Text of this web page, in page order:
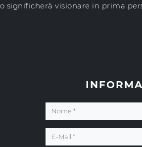
visionare in prima